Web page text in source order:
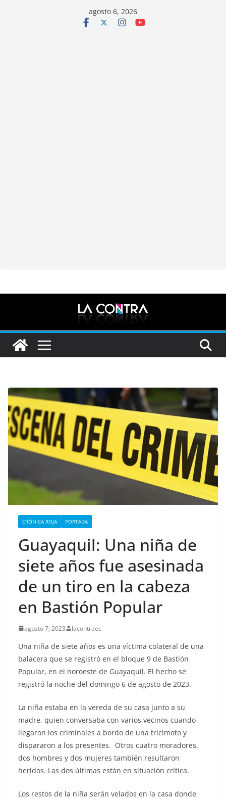
agosto 6, 2026
CRÓNICA ROJA PORTADA
Guayaquil: Una niña de
siete años fue asesinada
de un tiro en la cabeza
en Bastión Popular
agosto 7, 2023 lacontraec
Una niña de siete años es una víctima colateral de una
balacera que se registró en el bloque 9 de Bastión
Popular, en el noroeste de Guayaquil. El hecho se
registró la noche del domingo 6 de agosto de 2023.
La niña estaba en la vereda de su casa junto a su
madre, quien conversaba con varios vecinos cuando
llegaron los criminales a bordo de una tricimoto y
dispararon a los presentes. Otros cuatro moradores,
dos hombres y dos mujeres también resultaron
heridos. Las dos últimas están en situación crítica.
Los restos de la niña serán velados en la casa donde